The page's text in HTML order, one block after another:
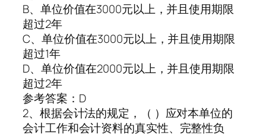
B、单位价值在3000元以上，并且使用期限
超过2年
C、单位价值在3000元以上，并且使用期限
超过1年
D、单位价值在2000元以上，并且使用期限
超过2年
参考答案：D
2、根据会计法的规定，（ ）应对本单位的
会计工作和会计资料的真实性、完整性负